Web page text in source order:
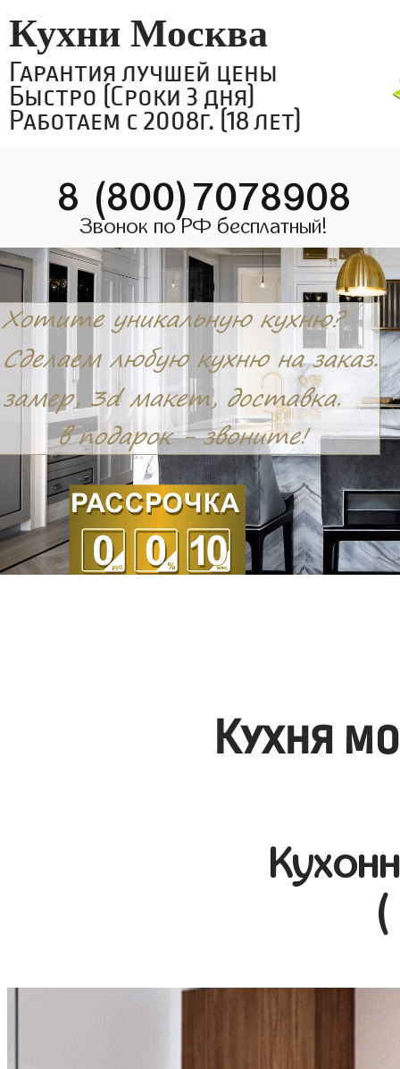
Кухни Москва
Гарантия лучшей цены
Быстро (Сроки 3 дня)
Работаем с 2008г. (18 лет)
8 (800)7078908
Звонок по РФ бесплатный!
Кухня
(